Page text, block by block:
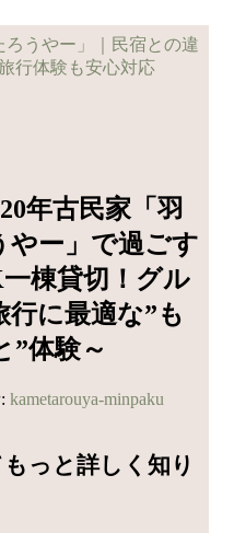
年古民家「羽
やー」で過ごす
棟貸切！グル
に最適な”も
”体験～
kametarouya-minpaku
っと詳しく知り